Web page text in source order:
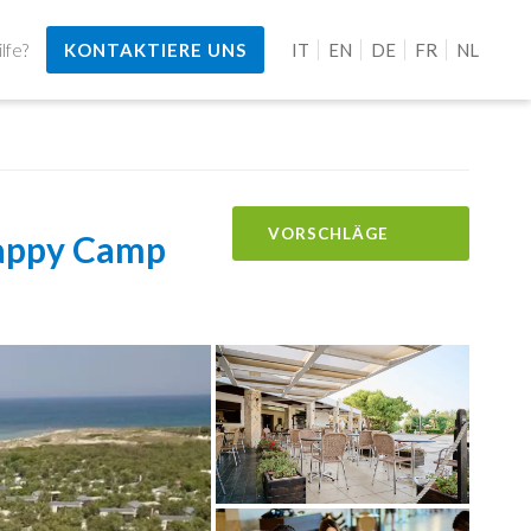
KONTAKTIERE UNS IT EN DE FR NL
Camp VORSCHLÄGE